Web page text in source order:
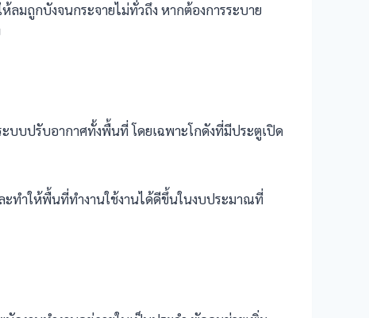
ลมถูกบังจนกระจายไม่ทั่วถึง หากต้องการระบาย
บบปรับอากาศทั้งพื้นที่ โดยเฉพาะโกดังที่มีประตูเปิด
ะทำให้พื้นที่ทำงานใช้งานได้ดีขึ้นในงบประมาณที่